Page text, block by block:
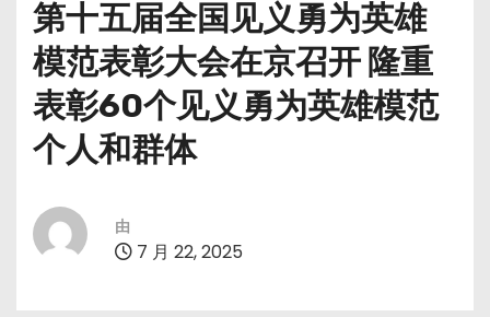
第十五届全国见义勇为英雄
模范表彰大会在京召开 隆重
表彰60个见义勇为英雄模范
个人和群体
由
7 月 22, 2025